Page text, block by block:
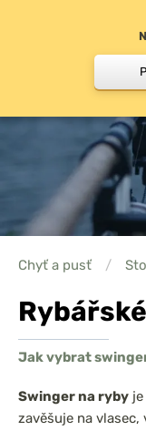
Chyť a pusť /
Jak vybrat
Swinger na ryby
zavěšuje na